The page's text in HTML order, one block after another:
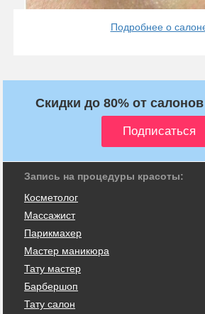
Подробнее о
Скидки до 80% от
Запись на процедуры красоты:
Косметолог
Массажист
Парикмахер
Мастер маникюра
Тату мастер
Барбершоп
Тату салон